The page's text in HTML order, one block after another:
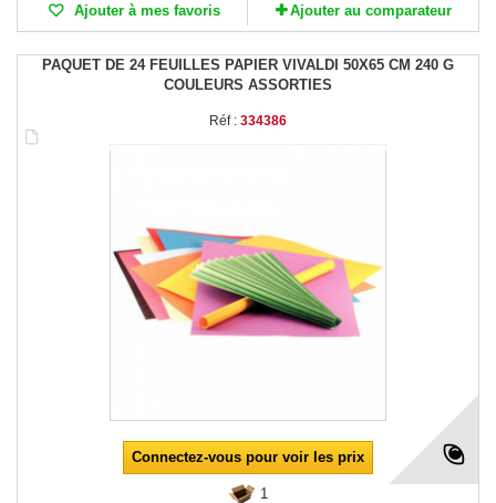
Ajouter à mes favoris Ajouter au comparateur
PAQUET DE 24 FEUILLES PAPIER VIVALDI 50X65 CM 240 G
COULEURS ASSORTIES
Réf : 334386
Connectez-vous pour voir les prix
1